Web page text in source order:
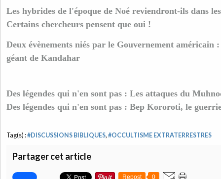
Les hybrides de l'époque de Noé reviendront-ils dans
Certains chercheurs pensent que oui !
Deux évènements niés par le Gouvernement américain
géant de Kandahar
Des légendes qui n'en sont pas : Les attaques du
Des légendes qui n'en sont pas : Bep Kororoti, le
Tag(s) :#DISCUSSIONS BIBLIQUES, #OCCULTISME EXTRATERRESTRES
Partager cet article
Repost 0